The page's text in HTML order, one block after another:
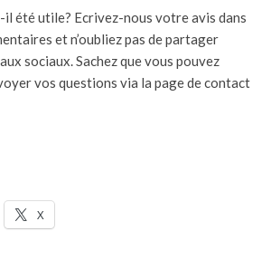
été utile? Ecrivez-nous votre avis dans
et n’oubliez pas de partager
sociaux. Sachez que vous pouvez
vos questions via la page de contact
X